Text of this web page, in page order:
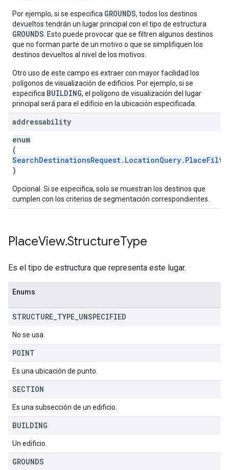
Por ejemplo, si se especifica GROUNDS, todos los destinos
devueltos tendrán un lugar principal con el tipo de estructura
GROUNDS . Esto puede provocar que se filtren algunos destinos
que no forman parte de un motivo o que se simplifiquen los
destinos devueltos al nivel de los motivos.
Otro uso de este campo es extraer con mayor facilidad los
polígonos de visualización de edificios. Por ejemplo, si se
especifica BUILDING, el polígono de visualización del lugar
principal será para el edificio en la ubicación especificada.
addressability
enum
(
)
Opcional. Si se especifica, solo se muestran los destinos que
cumplen con los criterios de segmentación correspondientes.
PlaceView.StructureType
Es el tipo de estructura que representa este lugar.
Enums
STRUCTURE TYPE UNSPECIFIED
No se usa.
POINT
Es una ubicación de punto.
SECTION
Es una subsección de un edificio.
BUILDING
Un edificio.
GROUNDS